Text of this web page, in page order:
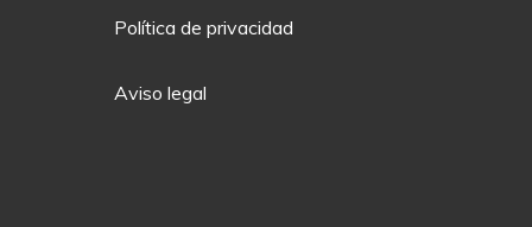
Política de privacidad
Aviso legal